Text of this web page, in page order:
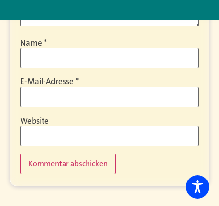
Name *
E-Mail-Adresse *
Website
Alternative: